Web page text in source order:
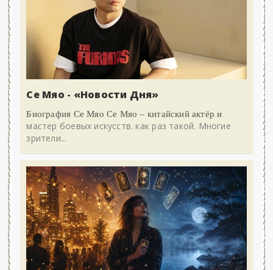
Се Мяо - «Новости Дня»
Биография Се Мяо Се Мяо – китайский актёр и
мастер боевых искусств. как раз такой. Многие
зрители...